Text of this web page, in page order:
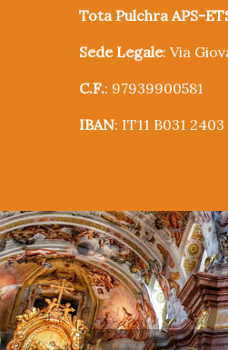
Tota Pulchra APS-
Sede Legale: Via
C.F.: 97939900581
IBAN: IT11 B031